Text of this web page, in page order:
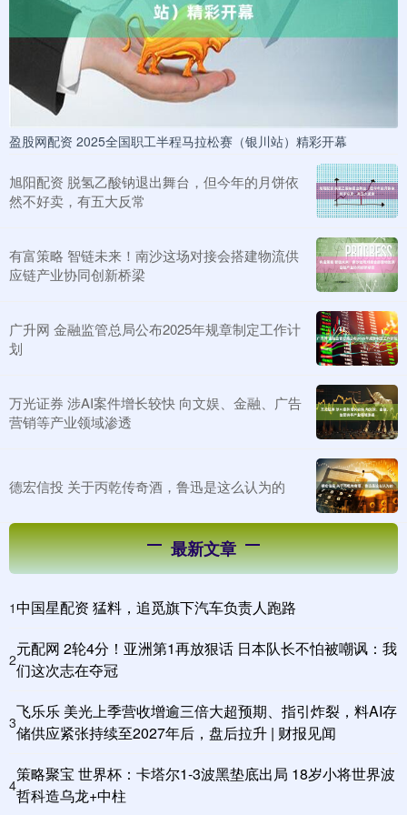
盈股网配资 2025全国职工半程马拉松赛（银川站）精彩开幕
旭阳配资 脱氢乙酸钠退出舞台，但今年的月饼依
然不好卖，有五大反常
有富策略 智链未来！南沙这场对接会搭建物流供
应链产业协同创新桥梁
广升网 金融监管总局公布2025年规章制定工作计
划
万光证券 涉AI案件增长较快 向文娱、金融、广告
营销等产业领域渗透
德宏信投 关于丙乾传奇酒，鲁迅是这么认为的
最新文章
1中国星配资 猛料，追觅旗下汽车负责人跑路
2
元配网 2轮4分！亚洲第1再放狠话 日本队长不怕被嘲讽：我
们这次志在夺冠
3
飞乐乐 美光上季营收增逾三倍大超预期、指引炸裂，料AI存
储供应紧张持续至2027年后，盘后拉升 | 财报见闻
4
策略聚宝 世界杯：卡塔尔1-3波黑垫底出局 18岁小将世界波
哲科造乌龙+中柱